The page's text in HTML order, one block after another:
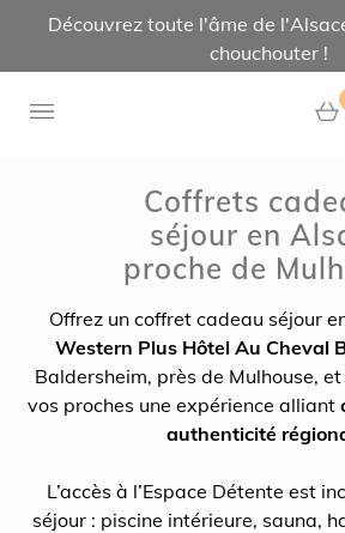
Découvrez toute l'âme de
chouchouter !
0
Coffrets
séjour en
proche de
Offrez un coffret cadeau séjour
Western Plus Hôtel Au Cheval
Baldersheim, près de Mulhouse,
vos proches une expérience alliant
authenticité
L’accès à l’Espace Détente est
séjour : piscine intérieure, sauna,